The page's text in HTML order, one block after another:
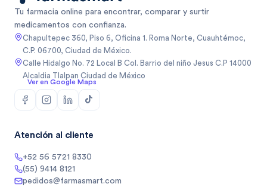
Tu farmacia online para encontrar, comparar y surtir
medicamentos con confianza.
Chapultepec 360, Piso 6, Oficina 1. Roma Norte, Cuauhtémoc,
C.P. 06700, Ciudad de México.
Calle Hidalgo No. 72 Local B Col. Barrio del niño Jesus C.P 14000
Alcaldia Tlalpan Ciudad de México
Ver en Google Maps
Atención al cliente
+52 56 5721 8330
(55) 9414 8121
pedidos@farmasmart.com